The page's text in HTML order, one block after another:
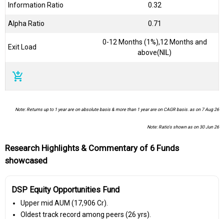
Information Ratio 0.32
Alpha Ratio 0.71
Exit Load
0-12 Months (1%),12 Months and
above(NIL)
add_shopping_cart
Note: Returns up to 1 year are on absolute basis & more than 1 year are on CAGR basis. as on 7 Aug 26
Note: Ratio's shown as on 30 Jun 26
Research Highlights & Commentary of 6 Funds
showcased
DSP Equity Opportunities Fund
Upper mid AUM (₹17,906 Cr).
Oldest track record among peers (26 yrs).